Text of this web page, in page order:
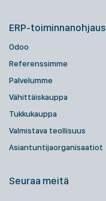
ERP-toiminnanohjaus
Odoo
Referenssimme
Palvelumme
Vähittäiskauppa
Tukkukauppa
Valmistava teollisuus
Asiantuntijaorganisaatiot
Seuraa meitä